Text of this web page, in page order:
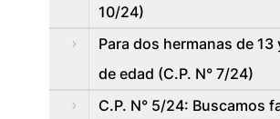
10/24)
Para dos hermanas de 13
de edad (C.P. N° 7/24)
C.P. N° 5/24: Buscamos